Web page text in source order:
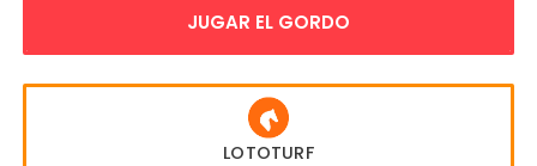
JUGAR EL GORDO
LOTOTURF